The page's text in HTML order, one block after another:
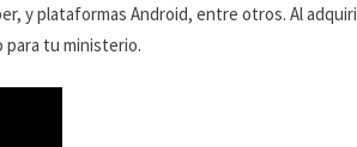
y plataformas Android, entre otros. Al
para tu ministerio.